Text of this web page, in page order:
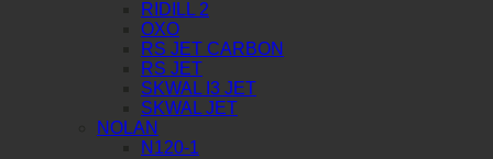
RIDILL 2
OXO
RS JET CARBON
RS JET
SKWAL I3 JET
SKWAL JET
NOLAN
N120-1